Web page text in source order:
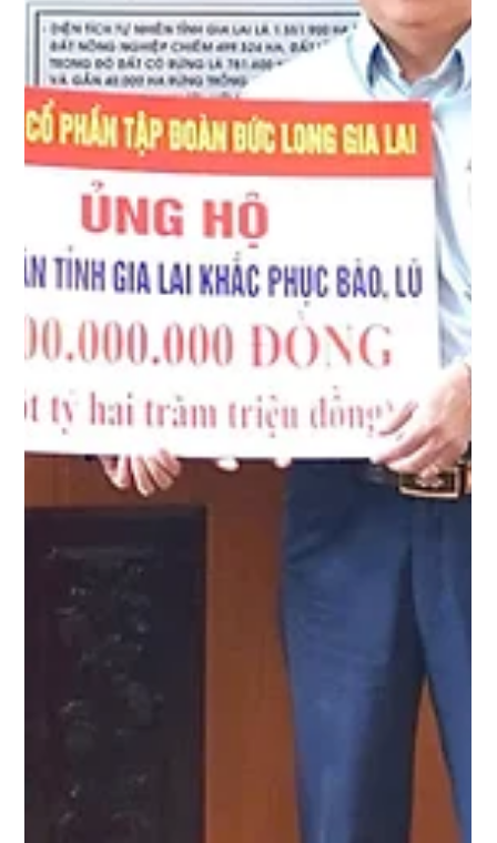
Đề xuất đầu tư cao tốc Bắc - Nam phía
Tây qua Tây Nguyên gần 77.000 tỉ đồng
Đầu tư đoạn cao tốc Pleiku - Buôn Ma Thuật - Gia Nghĩa sẽ
thúc đẩy phát triển kinh tế và đảm bảo an ninh quốc phòng
vùng Tây Nguyên. Ngày 8-12, UBND tỉnh Gia Lai cho biết ông
Nguyễn Tự Công Hoàng, Phó Chủ tịch UBND tỉnh đã ký văn
bản gửi Bộ Xây dựng xin ý kiến đầu tư xây dựng cao tốc Bắc -
Nam phía Tây đoạn Pleiku - Buôn Ma Thuật - Gia Nghĩa. Theo
UBND tỉnh Gia Lai, việc đầu tư đoạn cao tốc trên phù hợp với
quan điểm và giải pháp triển kinh tế - xã hội và bảo đảm